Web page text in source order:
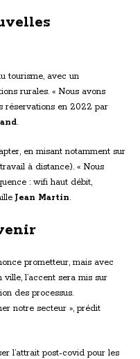
tourisme, avec un
rurales. « Nous avons
réservations en 2022 par
.
en misant notamment sur
à distance). « Nous
: wifi haut débit,
Jean Martin.
prometteur, mais avec
l’accent sera mis sur
des processus.
notre secteur », prédit
l’attrait post-covid pour les